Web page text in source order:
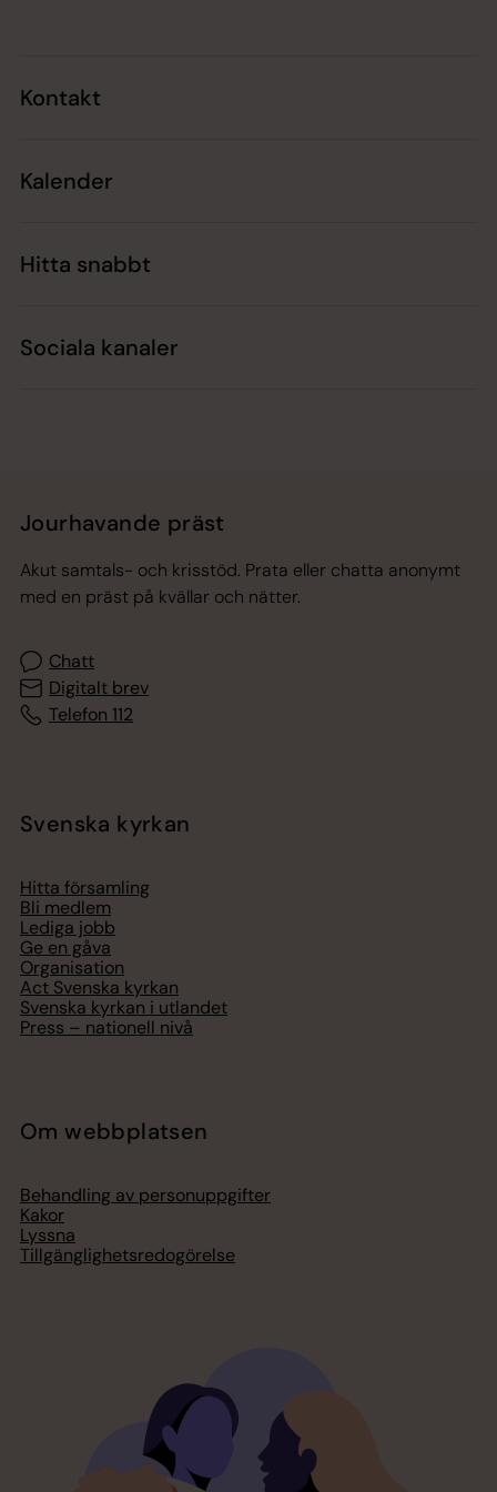
Kontakt
Kalender
Hitta snabbt
Sociala kanaler
Jourhavande präst
Akut samtals- och krisstöd. Prata eller chatta anonymt
med en präst på kvällar och nätter.
Chatt
Digitalt brev
Telefon 112
Svenska kyrkan
Hitta församling
Bli medlem
Lediga jobb
Ge en gåva
Organisation
Act Svenska kyrkan
Svenska kyrkan i utlandet
Press – nationell nivå
Om webbplatsen
Behandling av personuppgifter
Kakor
Lyssna
Tillgänglighetsredogörelse